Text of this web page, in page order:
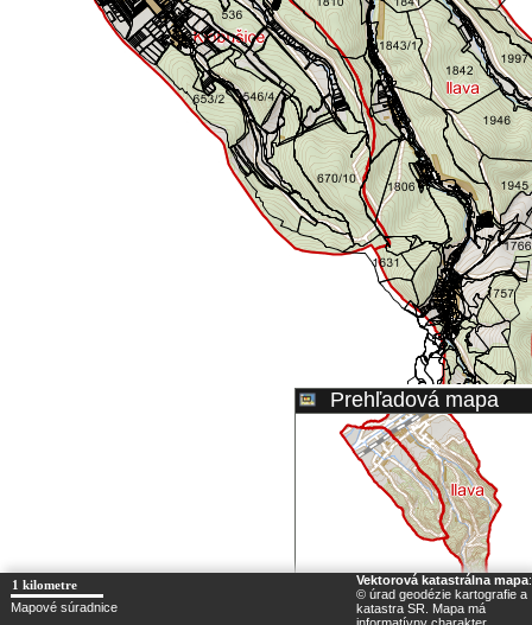
Prehľadová mapa
1 kilometre
Mapové súradnice
Vektorová katastrálna mapa:
© úrad geodézie kartografie a
katastra SR. Mapa má